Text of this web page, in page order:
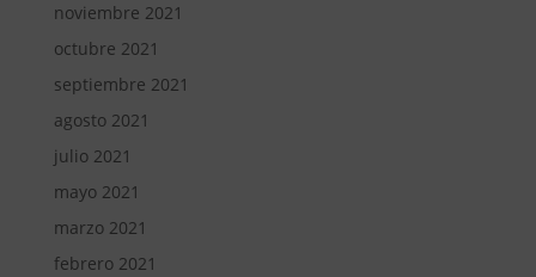
noviembre 2021
octubre 2021
septiembre 2021
agosto 2021
julio 2021
mayo 2021
marzo 2021
febrero 2021